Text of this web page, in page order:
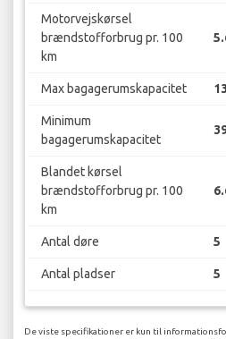
Motorvejskørsel
brændstofforbrug pr. 100
km
Max bagagerumskapacitet
Minimum
bagagerumskapacitet
Blandet kørsel
brændstofforbrug pr. 100
km
Antal døre 5
Antal pladser 5
De viste specifikationer er kun til